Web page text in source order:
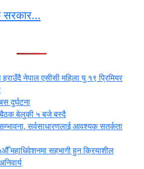
सरकार...
नेपाल एसीसी महिला यु १९ प्रिमियर
दुर्घटना
बैठक बेलुकी ५ बजे बस्दै
सम्भावना, सर्वसाधारणलाई आवश्यक सतर्कता
महाधिवेशनमा सहभागी हुन क्रियाशील